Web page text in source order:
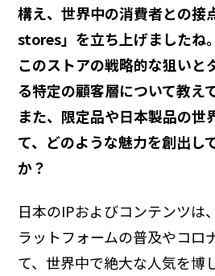
構え、世界中の消費者との接
stores」を立ち上げましたね。
このストアの戦略的な狙いと
る特定の顧客層について教え
また、限定品や日本製品の世
て、どのような魅力を創出し
か？
日本のIPおよびコンテンツ
ラットフォームの普及やコロ
て、世界中で絶大な人気を博